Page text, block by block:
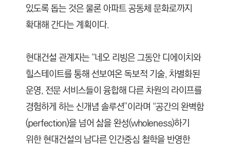
있도록 돕는 것은 물론 아파트 공동체 문화로까지
확대해 간다는 계획이다.
현대건설 관계자는 “네오 리빙은 그동안 디에이치와
힐스테이트를 통해 선보여온 독보적 기술, 차별화된
운영, 전문 서비스들이 융합해 다른 차원의 라이프를
경험하게 하는 신개념 솔루션”이라며 “공간의 완벽함
(perfection)을 넘어 삶을 완성(wholeness)하기
위한 현대건설의 남다른 인간중심 철학을 반영한